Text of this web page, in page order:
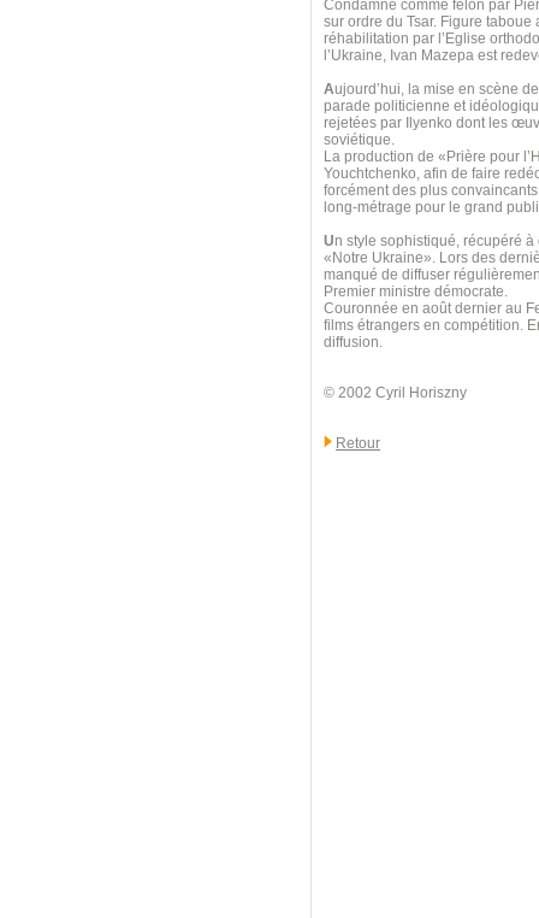
Condamné comme félon par
sur ordre du Tsar. Figure
réhabilitation par l’Eglise
l’Ukraine, Ivan Mazepa est
Aujourd’hui, la mise en scène
parade politicienne et
rejetées par Ilyenko dont les
soviétique.
La production de «Prière pour
Youchtchenko, afin de faire
forcément des plus
long-métrage pour le grand
Un style sophistiqué, récupéré
«Notre Ukraine». Lors des
manqué de diffuser
Premier ministre démocrate.
Couronnée en août dernier au
films étrangers en compétition.
diffusion.
© 2002 Cyril Horiszny
Retour